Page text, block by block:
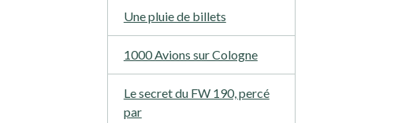
Une pluie de billets
1000 Avions sur Cologne
Le secret du FW 190, percé
par